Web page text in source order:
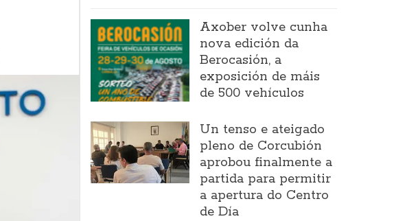
Axober volve cunha
nova edición da
Berocasión, a
exposición de máis
de 500 vehículos
Un tenso e ateigado
pleno de Corcubión
aprobou finalmente a
partida para permitir
a apertura do Centro
de Día